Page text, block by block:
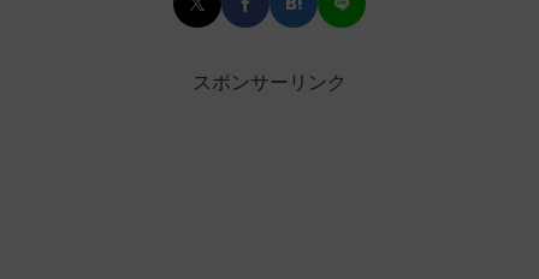
スポンサーリンク